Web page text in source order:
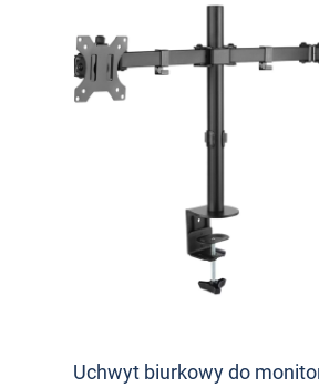
Uchwyt biurkowy do